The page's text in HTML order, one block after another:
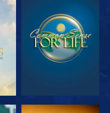
KIJK